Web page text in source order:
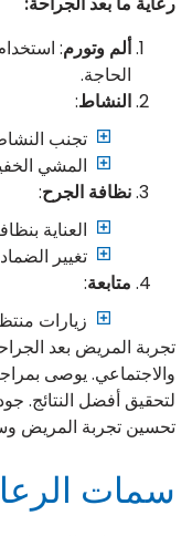
ألم وتورم:
الحاجة.
النشاط:
تجنب
المشي
نظافة الجرح:
العناية
تغيير
متابعة:
زيارات
تجربة المريض بعد
والاجتماعي. يوصى
لتحقيق أفضل النتائج.
تحسين تجربة المريض
سمات